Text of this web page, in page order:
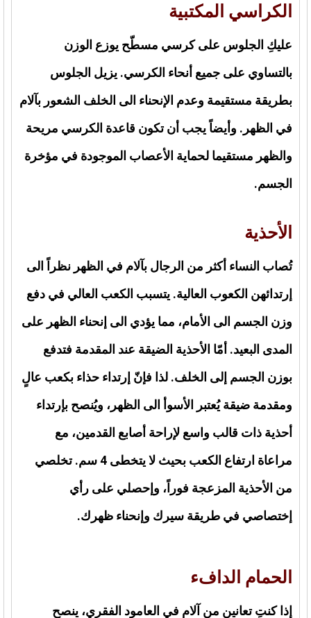
الكراسي المكتبية
عليكِ الجلوس على كرسي مسطّح يوزع الوزن
بالتساوي على جميع أنحاء الكرسي. يزيل الجلوس
بطريقة مستقيمة وعدم الإنحناء الى الخلف الشعور بآلام
في الظهر. وأيضاً يجب أن تكون قاعدة الكرسي مريحة
والظهر مستقيما لحماية الأعصاب الموجودة في مؤخرة
الجسم.
الأحذية
تُصاب النساء أكثر من الرجال بآلام في الظهر نظراً الى
إرتدائهن الكعوب العالية. يتسبب الكعب العالي في دفع
وزن الجسم الى الأمام، مما يؤدي الى إنحناء الظهر على
المدى البعيد. أمّا الأحذية الضيقة عند المقدمة فتدفع
بوزن الجسم إلى الخلف. لذا فإنّ إرتداء حذاء بكعب عالٍ
ومقدمة ضيقة يُعتبر الأسوأ الى الظهر، ويُنصح بإرتداء
أحذية ذات قالب واسع لإراحة أصابع القدمين، مع
مراعاة ارتفاع الكعب بحيث لا يتخطى 4 سم. تخلصي
من الأحذية المزعجة فوراً، وإحصلي على رأي
إختصاصي في طريقة سيرك وإنحناء ظهرك.
الحمام الدافء
إذا كنتِ تعانين من آلام في العامود الفقري، ينصح